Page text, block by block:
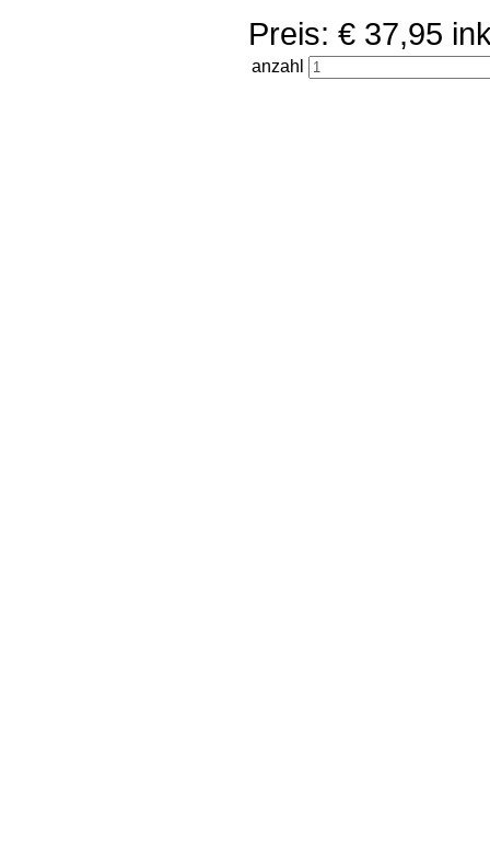
Preis: € 37,95
anzahl